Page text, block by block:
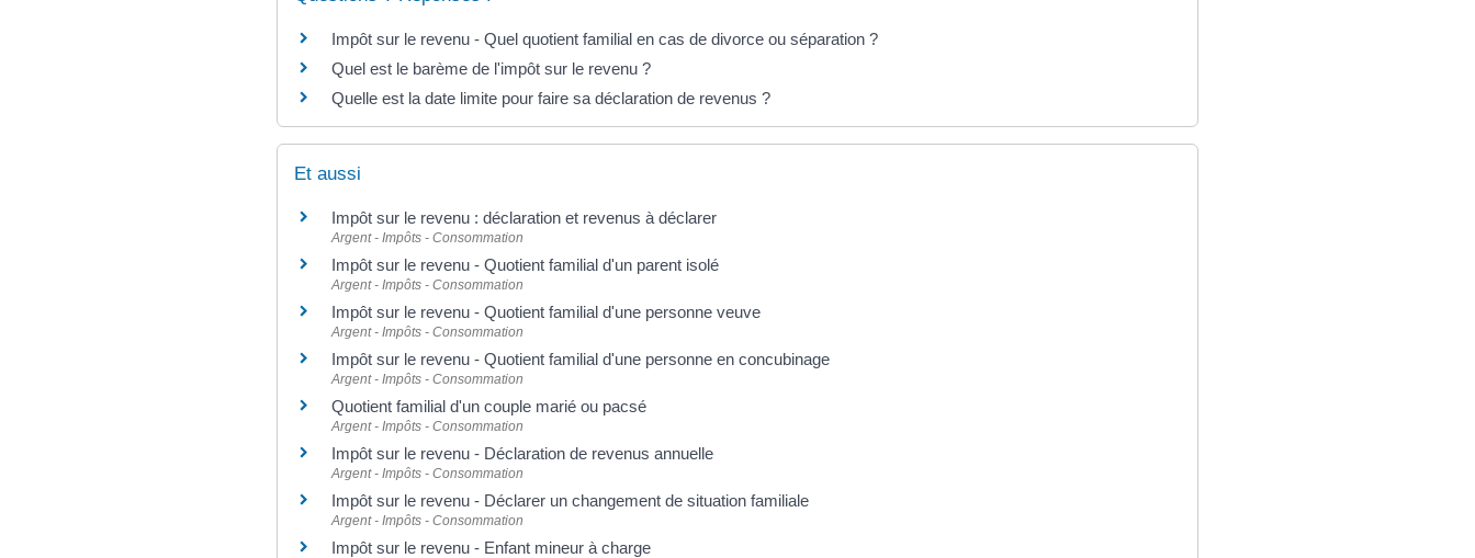
Impôt sur le revenu - Quel quotient familial en cas de divorce ou séparation ?
Quel est le barème de l'impôt sur le revenu ?
Quelle est la date limite pour faire sa déclaration de revenus ?
Et aussi
Impôt sur le revenu : déclaration et revenus à déclarer
Argent - Impôts - Consommation
Impôt sur le revenu - Quotient familial d'un parent isolé
Argent - Impôts - Consommation
Impôt sur le revenu - Quotient familial d'une personne veuve
Argent - Impôts - Consommation
Impôt sur le revenu - Quotient familial d'une personne en concubinage
Argent - Impôts - Consommation
Quotient familial d'un couple marié ou pacsé
Argent - Impôts - Consommation
Impôt sur le revenu - Déclaration de revenus annuelle
Argent - Impôts - Consommation
Impôt sur le revenu - Déclarer un changement de situation familiale
Argent - Impôts - Consommation
Impôt sur le revenu - Enfant mineur à charge